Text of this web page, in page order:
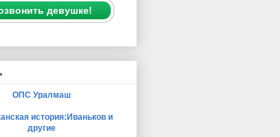
девушке!
ОПС Уралмаш
история:Иваньков и
другие